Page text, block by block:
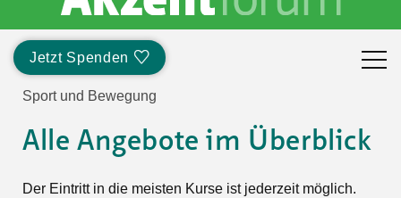
Français
Jetzt Spenden
Sport und Bewegung
Alle Angebote im Überblick
Der Eintritt in die meisten Kurse ist jederzeit möglich.